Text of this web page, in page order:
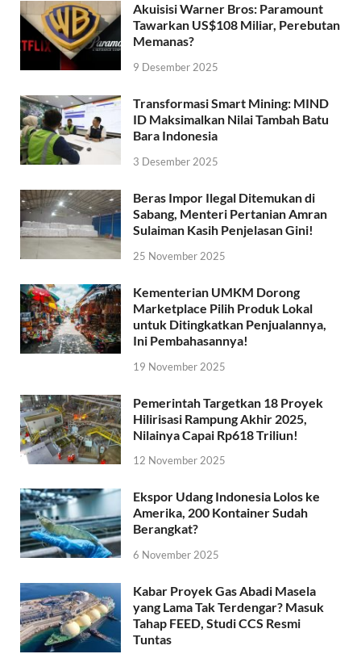
Akuisisi Warner Bros: Paramount
Tawarkan US$108 Miliar, Perebutan
Memanas?
9 Desember 2025
Transformasi Smart Mining: MIND
ID Maksimalkan Nilai Tambah Batu
Bara Indonesia
3 Desember 2025
Beras Impor Ilegal Ditemukan di
Sabang, Menteri Pertanian Amran
Sulaiman Kasih Penjelasan Gini!
25 November 2025
Kementerian UMKM Dorong
Marketplace Pilih Produk Lokal
untuk Ditingkatkan Penjualannya,
Ini Pembahasannya!
19 November 2025
Pemerintah Targetkan 18 Proyek
Hilirisasi Rampung Akhir 2025,
Nilainya Capai Rp618 Triliun!
12 November 2025
Ekspor Udang Indonesia Lolos ke
Amerika, 200 Kontainer Sudah
Berangkat?
6 November 2025
Kabar Proyek Gas Abadi Masela
yang Lama Tak Terdengar? Masuk
Tahap FEED, Studi CCS Resmi
Tuntas